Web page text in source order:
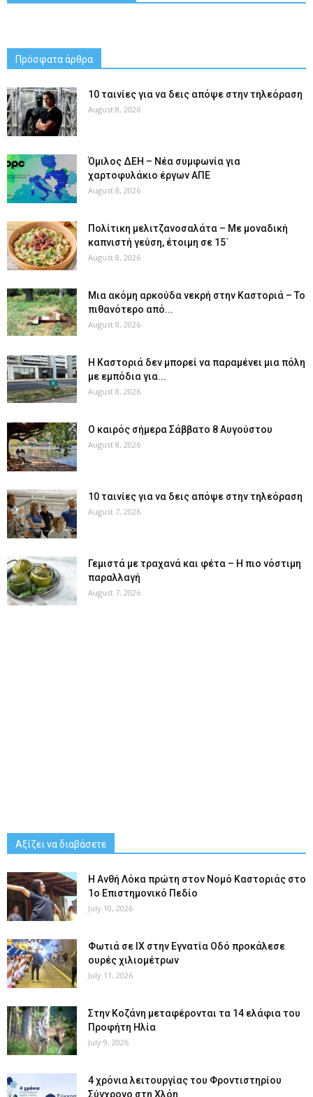
Πρόσφατα άρθρα
10 ταινίες για να δεις απόψε στην τηλεόραση
August 8, 2026
Όμιλος ΔΕΗ – Νέα συμφωνία για
χαρτοφυλάκιο έργων ΑΠΕ
August 8, 2026
Πολίτικη μελιτζανοσαλάτα – Με μοναδική
καπνιστή γεύση, έτοιμη σε 15΄
August 8, 2026
Μια ακόμη αρκούδα νεκρή στην Καστοριά – Το
πιθανότερο από...
August 8, 2026
Η Καστοριά δεν μπορεί να παραμένει μια πόλη
με εμπόδια για...
August 8, 2026
Ο καιρός σήμερα Σάββατο 8 Αυγούστου
August 8, 2026
10 ταινίες για να δεις απόψε στην τηλεόραση
August 7, 2026
Γεμιστά με τραχανά και φέτα – Η πιο νόστιμη
παραλλαγή
August 7, 2026
Αξίζει να διαβάσετε
Η Ανθή Λόκα πρώτη στον Νομό Καστοριάς στο
1ο Επιστημονικό Πεδίο
July 10, 2026
Φωτιά σε ΙΧ στην Εγνατία Οδό προκάλεσε
ουρές χιλιομέτρων
July 11, 2026
Στην Κοζάνη μεταφέρονται τα 14 ελάφια του
Προφήτη Ηλία
July 9, 2026
4 χρόνια λειτουργίας του Φροντιστηρίου
Σύγχρονο στη Χλόη